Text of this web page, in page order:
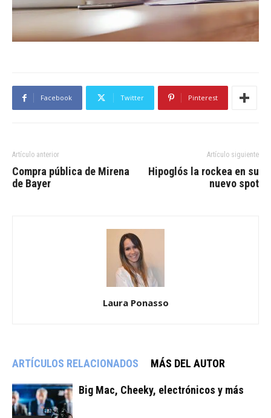
Facebook Twitter Pinterest
Artículo anterior
Compra pública de Mirena
de Bayer
Artículo siguiente
Hipoglós la rockea en su
nuevo spot
Laura Ponasso
ARTÍCULOS RELACIONADOS MÁS DEL AUTOR
Big Mac, Cheeky, electrónicos y más